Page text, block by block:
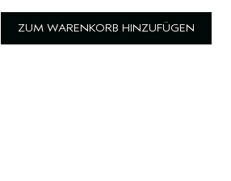
ZUM WARENKORB HINZUFÜGEN